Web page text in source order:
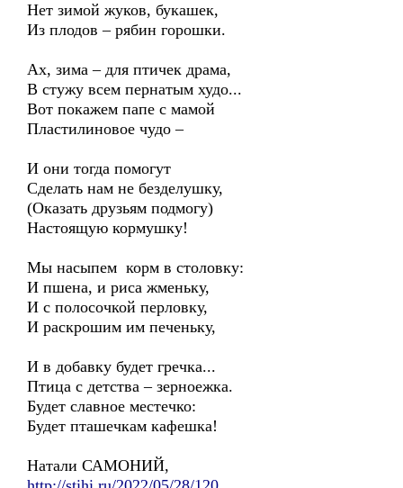
Нет зимой жуков, букашек,
Из плодов – рябин горошки.
Ах, зима – для птичек драма,
В стужу всем пернатым худо...
Вот покажем папе с мамой
Пластилиновое чудо –
И они тогда помогут
Сделать нам не безделушку,
(Оказать друзьям подмогу)
Настоящую кормушку!
Мы насыпем корм в столовку:
И пшена, и риса жменьку,
И с полосочкой перловку,
И раскрошим им печеньку,
И в добавку будет гречка...
Птица с детства – зерноежка.
Будет славное местечко:
Будет пташечкам кафешка!
Натали САМОНИЙ,